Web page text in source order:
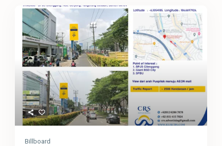
Billboard